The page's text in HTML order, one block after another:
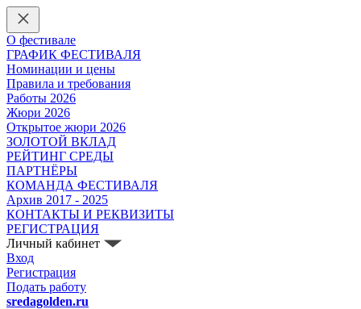
О фестивале
ГРАФИК ФЕСТИВАЛЯ
Номинации и цены
Правила и требования
Работы 2026
Жюри 2026
Открытое жюри 2026
ЗОЛОТОЙ ВКЛАД
РЕЙТИНГ СРЕДЫ
ПАРТНЁРЫ
КОМАНДА ФЕСТИВАЛЯ
Архив 2017 - 2025
КОНТАКТЫ И РЕКВИЗИТЫ
РЕГИСТРАЦИЯ
Личный кабинет
Вход
Регистрация
Подать работу
sredagolden.ru